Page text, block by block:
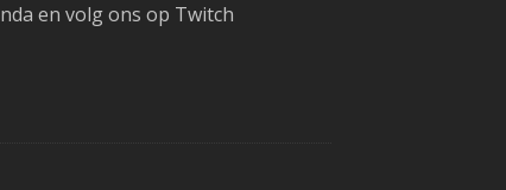
en volg ons op Twitch